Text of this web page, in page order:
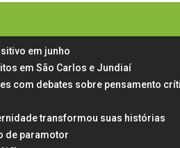
em junho
em São Carlos e Jundiaí
com debates sobre pensamento
transformou suas histórias
de paramotor